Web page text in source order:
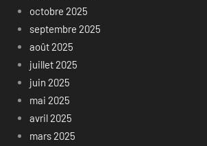
octobre 2025
septembre 2025
août 2025
juillet 2025
juin 2025
mai 2025
avril 2025
mars 2025